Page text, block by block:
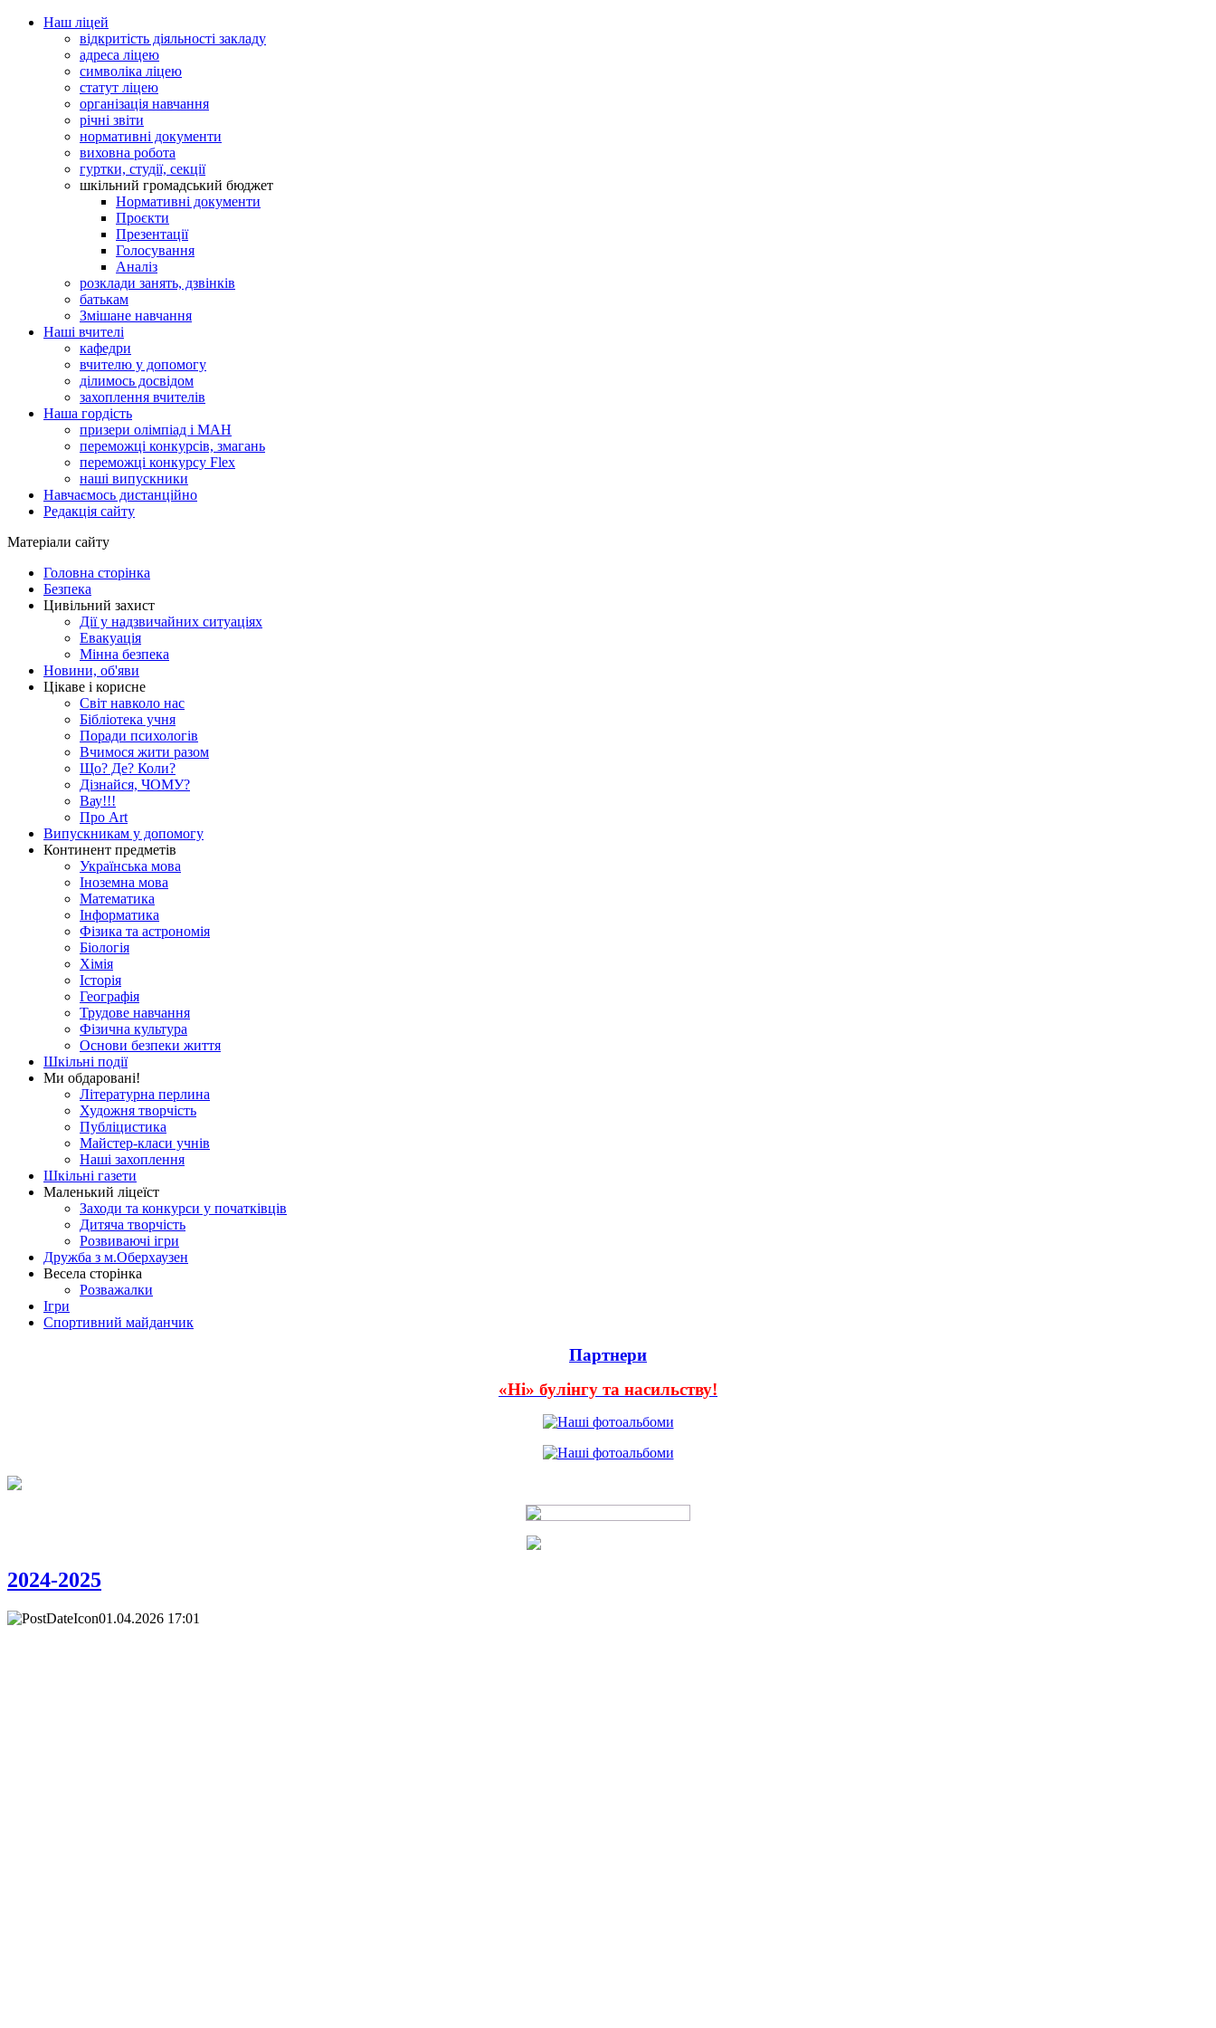
Наш ліцей
відкритість діяльності закладу
адреса ліцею
символіка ліцею
статут ліцею
організація навчання
річні звіти
нормативні документи
виховна робота
гуртки, студії, секції
шкільний громадський бюджет
Нормативні документи
Проєкти
Презентації
Голосування
Аналіз
розклади занять, дзвінків
батькам
Змішане навчання
Наші вчителі
кафедри
вчителю у допомогу
ділимось досвідом
захоплення вчителів
Наша гордість
призери олімпіад і МАН
переможці конкурсів, змагань
переможці конкурсу Flex
наші випускники
Навчаємось дистанційно
Редакція сайту
Матеріали сайту
Головна сторінка
Безпека
Цивільний захист
Дії у надзвичайних ситуаціях
Евакуація
Мінна безпека
Новини, об'яви
Цікаве і корисне
Світ навколо нас
Бібліотека учня
Поради психологів
Вчимося жити разом
Що? Де? Коли?
Дізнайся, ЧОМУ?
Вау!!!
Про Art
Випускникам у допомогу
Континент предметів
Українська мова
Іноземна мова
Математика
Інформатика
Фізика та астрономія
Біологія
Хімія
Історія
Географія
Трудове навчання
Фізична культура
Основи безпеки життя
Шкільні події
Ми обдаровані!
Літературна перлина
Художня творчість
Публіцистика
Майстер-класи учнів
Наші захоплення
Шкільні газети
Маленький ліцеїст
Заходи та конкурси у початківців
Дитяча творчість
Розвиваючі ігри
Дружба з м.Оберхаузен
Весела сторінка
Розважалки
Ігри
Спортивний майданчик
Партнери
«Ні» булінгу та насильству!
2024-2025
01.04.2026 17:01